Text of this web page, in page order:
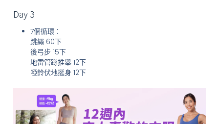
Day 3
7個循環：
跳繩 60下
後弓步 15下
地雷管蹲推舉 12下
啞鈴伏地挺身 12下